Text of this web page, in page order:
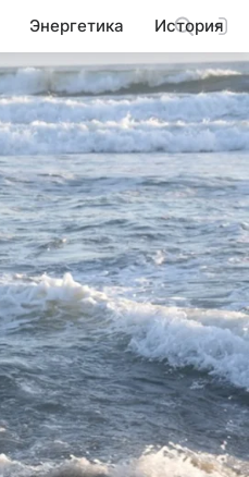
Энергетика История